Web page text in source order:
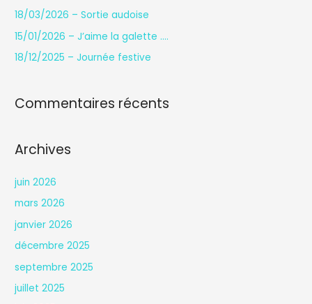
18/03/2026 – Sortie audoise
15/01/2026 – J’aime la galette ….
18/12/2025 – Journée festive
Commentaires récents
Archives
juin 2026
mars 2026
janvier 2026
décembre 2025
septembre 2025
juillet 2025